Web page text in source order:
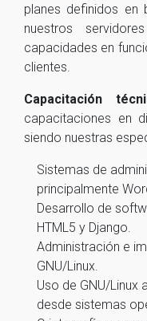
planes definidos en
nuestros
capacidades en
clientes.
Capacitación
capacitaciones en
siendo nuestras
Sistemas de
principalmente
Desarrollo de
HTML5 y Django.
Administración e
GNU/Linux.
Uso de GNU/Linux
desde sistemas